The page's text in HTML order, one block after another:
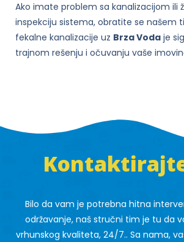
Ako imate problem sa kanalizacijom ili
inspekciju sistema, obratite se našem
fekalne kanalizacije uz Brza Voda je
trajnom rešenju i očuvanju vaše
Bilo da vam je potrebna hitna
održavanje, naš stručni tim je tu da
vrhunskog kvaliteta, 24/7.. Sa nama,